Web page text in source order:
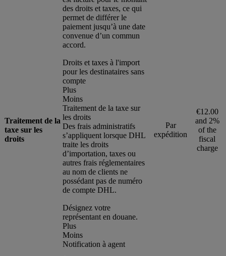
des droits et taxes, ce qui
permet de différer le
paiement jusqu’à une date
convenue d’un commun
accord.
Traitement de la
taxe sur les
droits
Droits et taxes à l'import
pour les destinataires sans
compte
Plus
Moins
Traitement de la taxe sur
les droits
Des frais administratifs
s’appliquent lorsque DHL
traite les droits
d’importation, taxes ou
autres frais réglementaires
au nom de clients ne
possédant pas de numéro
de compte DHL.
Par
expédition
€12.00
and 2%
of the
fiscal
charge
Désignez votre
représentant en douane.
Plus
Moins
Notification à agent